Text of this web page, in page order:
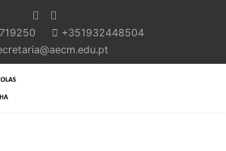
+351932448504